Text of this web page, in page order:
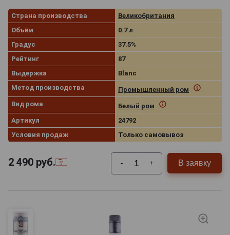
Страна производства
Великобритания
Объём
0.7 л
Градус
37.5%
Рейтинг
87
Выдержка
Blanc
Метод производства
Промышленный ром
Вид рома
Белый ром
Артикул
24792
Условия продаж
Только самовывоз
2 490 руб. - + В заявку